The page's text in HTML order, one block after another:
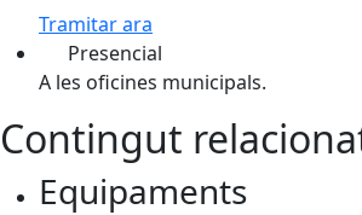
Tramitar ara
Presencial
A les oficines municipals.
Contingut
Equipaments